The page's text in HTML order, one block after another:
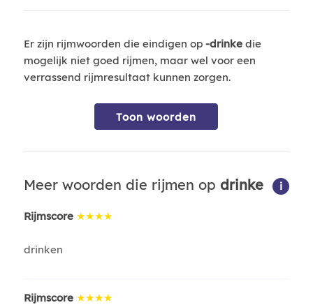
Er zijn rijmwoorden die eindigen op -drinkedie
mogelijk niet goed rijmen, maar wel voor een
verrassend rijmresultaat kunnen zorgen.
Toon woorden
Meer woorden die rijmen op drinke i
Rijmscore ★★★★
drinken
Rijmscore ★★★★